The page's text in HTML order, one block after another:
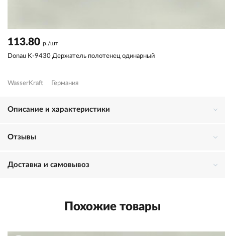
113.80 р./шт
Donau K-9430 Держатель полотенец одинарный
WasserKraft Германия
Описание и характеристики
Отзывы
Доставка и самовывоз
Похожие товары